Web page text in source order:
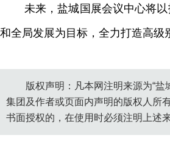
未来，盐城国展会议中心将
和全局发展为目标，全力打造高
版权声明：凡本网注明来源为“盐
集团及作者或页面内声明的版权人所
书面授权的，在使用时必须注明上述来